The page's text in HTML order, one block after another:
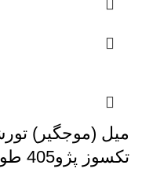
میل (موجگیر)
تکسوز پژو405 طوس مشهد